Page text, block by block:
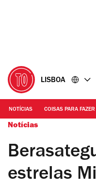
LISBOA
NOTÍCIAS COISAS PARA FAZER
Notícias
estrelas